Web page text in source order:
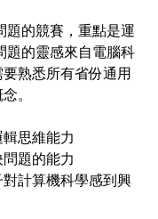
題的競賽，重點是運
題的靈感來自電腦科
熟悉所有省份通用
。
思維能力
題的能力
計算機科學感到興